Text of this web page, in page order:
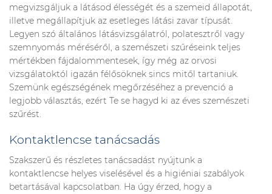
megvizsgáljuk a látásod élességét és a szemeid állapotát,
illetve megállapítjuk az esetleges látási zavar típusát.
Legyen szó általános látásvizsgálatról, polatesztről vagy
szemnyomás méréséről, a szemészeti szűréseink teljes
mértékben fájdalommentesek, így még az orvosi
vizsgálatoktól igazán félősöknek sincs mitől tartaniuk.
Szemünk egészségének megőrzéséhez a prevenció a
legjobb választás, ezért Te se hagyd ki az éves szemészeti
szűrést.
Kontaktlencse tanácsadás
Szakszerű és részletes tanácsadást nyújtunk a
kontaktlencse helyes viselésével és a higiéniai szabályok
betartásával kapcsolatban. Ha úgy érzed, hogy a